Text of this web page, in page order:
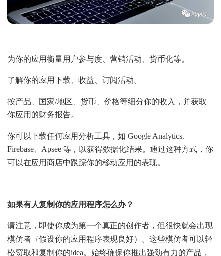
为你的应用衡量用户参与度、营销活动、货币化等。
了解你的应用下载、收益、订阅活动。
按产品、国家/地区、货币、价格等细分你的收入，并获取
你应用的财务报告。
你可以下载任何应用分析工具，如 Google Analytics、
Firebase、Apsee 等，以获得数据化结果。通过这种方式，你
可以在应用商店中跟踪你的移动应用的表现。
如果有人复制你的应用程序怎么办？
请注意，即使你成为第一个真正的创作者，但很快就会出现
模仿者（假设你的应用程序表现良好）。这些模仿者可以轻
松窃取和复制你的idea。始终确保你推出强劲有力的产品，